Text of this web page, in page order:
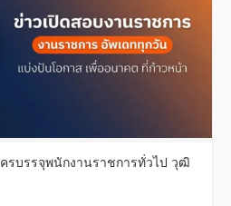
รบรรจุพนักงานราชการทั่วไป วุฒิ